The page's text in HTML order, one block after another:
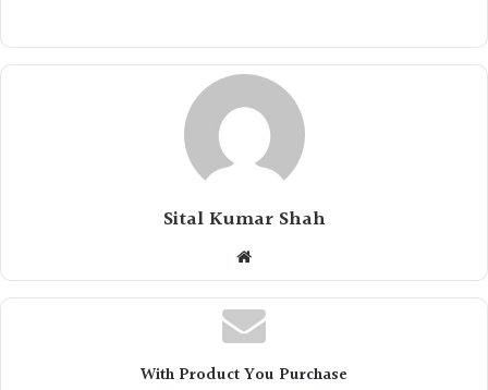
Sital Kumar Shah
Website
With Product You Purchase